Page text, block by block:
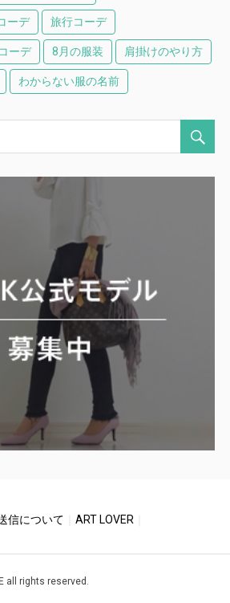
ーデ 旅行コーデ
ーデ 8月の服装 肩掛けのやり方
わからない服の名前
信について ART LOVER｜
all rights reserved.